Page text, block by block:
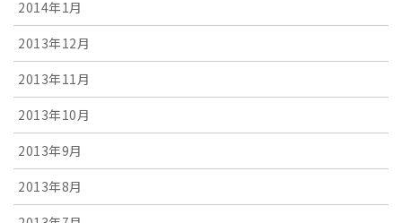
2014年1月
2013年12月
2013年11月
2013年10月
2013年9月
2013年8月